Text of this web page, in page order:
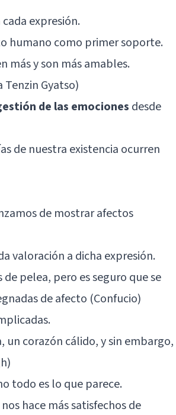
expresión.
humano como primer soporte.
más y son más amables.
Gyatso)
de las emociones desde
de nuestra existencia ocurren
de mostrar afectos
valoración a dicha expresión.
pelea, pero es seguro que se
de afecto (Confucio)
un corazón cálido, y sin embargo,
todo es lo que parece.
hace más satisfechos de